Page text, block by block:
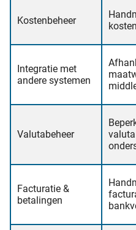
Kostenbeheer
Integratie met
andere systemen
Valutabeheer
valuta
Facturatie &
betalingen